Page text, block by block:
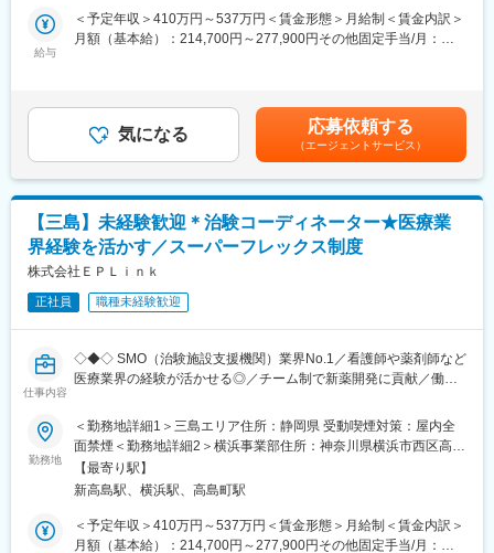
【CRCのやりがい】
CRCが集めている臨床データは、新薬の承認申請に欠かせない根
接聞けることもあります。患者様や医療機関から「ありがとう」
と感謝の言葉をいただけたときの喜びは、ひとしおです。
・治験の進捗状況の確認や患者様対応の予定などを、院内の治験
事務局に共有
・来院された患者様の診察や検査に同席し、治験が手順通りに行
■午後：
・患者様の報告書作成
・医師との打ち合わせ
■基礎研修が充実：
入社後1か月は研修期間となります。ビジネスマナーやPCスキル
研修が入社後研修としてあり、PC慣れしていない方も安心してご
入社いただけます。
現場配属後は、OJTで独り立ちまでサポートその後も定期的なフ
ォローアップ研修や、専門性を高める継続研修、階層別研修など
給与
＜予定年収＞410万円～537万円＜賃金形態＞月給制＜賃金内訳＞
月額（基本給）：214,700円～277,900円その他固定手当/月：
CRC手当・休日連絡対応手当■賞与：年2回（6月、12月）／昇
給：年1回（10月）※業績に応じ、決算賞与（秋季賞与）支給の場
合あり（10月）■時間外・休日出勤手当等の割増賃金は別途支給
賃金はあくまでも目安の金額であり、選考を通じて上下する可能
性があります。月給(月額)は固定手当を含めた表記です。
気になる 応募依頼する
（エージェントサービス）
【三島】未経験歓迎＊治験コーディネーター★医療業
界経験を活かす／スーパーフレックス制度
株式会社ＥＰＬｉｎｋ
正社員 職種未経験歓迎
仕事内容
◇◆◇ SMO（治験施設支援機関）業界No.1／看護師や薬剤師など
医療業界の経験が活かせる◎／チーム制で新薬開発に貢献／働き
【CRC=治験コーディネーターとは？】
病院・クリニックを訪問して、患者様や医師や院内スタッフ、さ
らに製薬企業との連絡・調整役を担います。また、治験を受けて
いただく患者様の相談相手となり、じっくり向き合う仕事です。
【CRCのやりがい】
勤務地
＜勤務地詳細1＞三島エリア住所：静岡県 受動喫煙対策：屋内全
面禁煙＜勤務地詳細2＞横浜事業部住所：神奈川県横浜市西区高島
2-19-3 NX商事横浜ビル8階勤務地最寄駅：JR東海道本線／横浜
駅受動喫煙対策：その他（主要事業所は屋内禁煙だが、事業所に
【最寄り駅】
新高島駅、横浜駅、高島町駅
＜予定年収＞410万円～537万円＜賃金形態＞月給制＜賃金内訳＞
月額（基本給）：214,700円～277,900円その他固定手当/月：